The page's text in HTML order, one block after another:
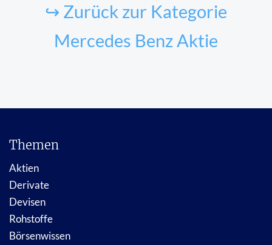
↪ Zurück zur Kategorie
Mercedes Benz Aktie
Themen
Aktien
Derivate
Devisen
Rohstoffe
Börsenwissen